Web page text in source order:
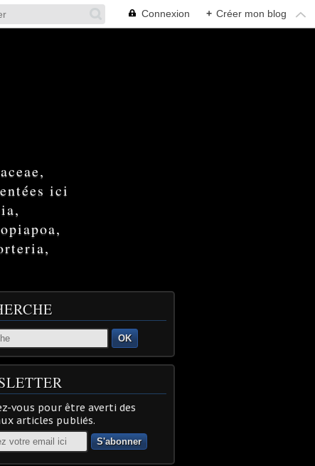
Connexion + Créer mon blog
ici
OK
vous pour être averti des
articles publiés.